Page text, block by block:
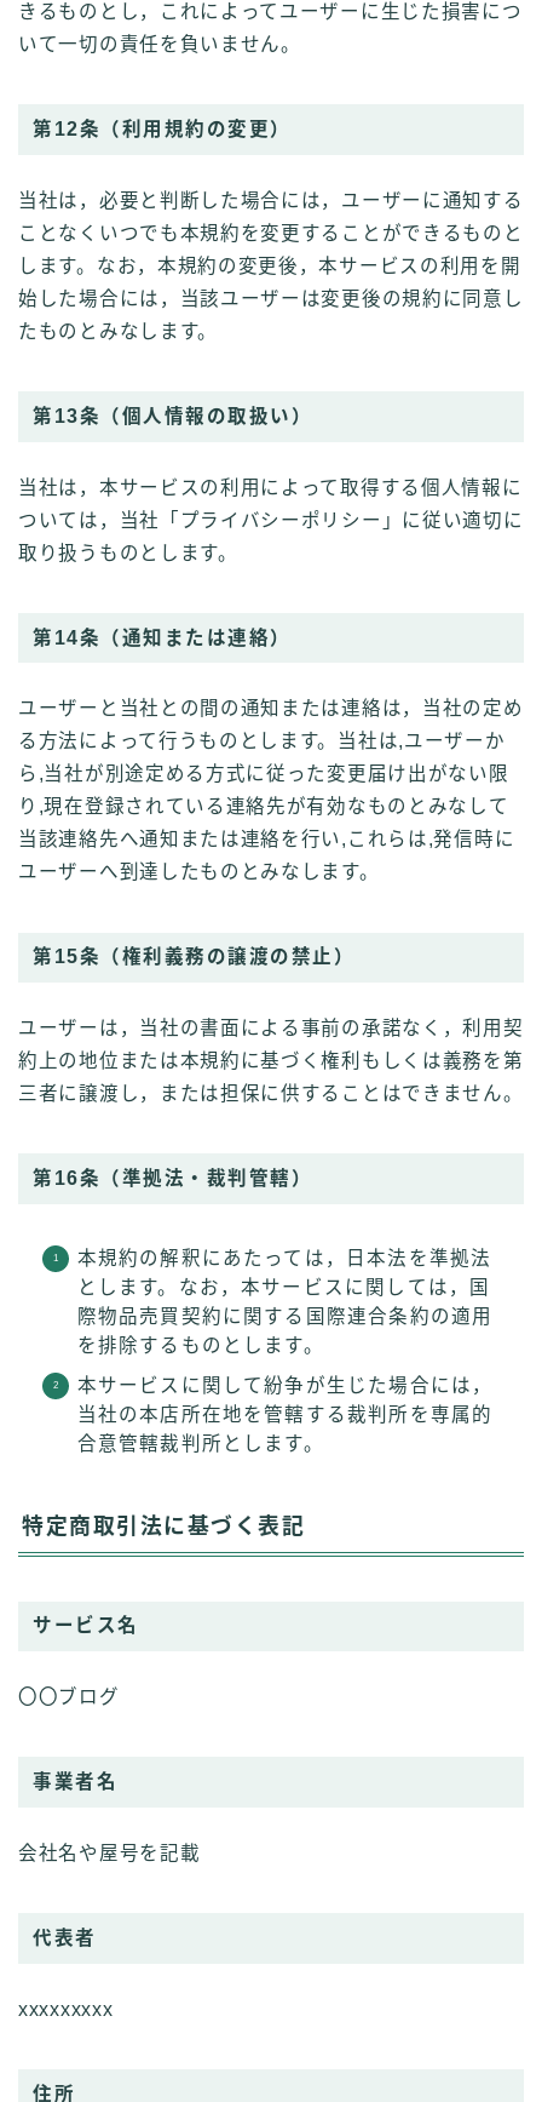
きるものとし，これによってユーザーに生じた損害につ
いて一切の責任を負いません。
第12条（利用規約の変更）
当社は，必要と判断した場合には，ユーザーに通知する
ことなくいつでも本規約を変更することができるものと
します。なお，本規約の変更後，本サービスの利用を開
始した場合には，当該ユーザーは変更後の規約に同意し
たものとみなします。
第13条（個人情報の取扱い）
当社は，本サービスの利用によって取得する個人情報に
ついては，当社「プライバシーポリシー」に従い適切に
取り扱うものとします。
第14条（通知または連絡）
ユーザーと当社との間の通知または連絡は，当社の定め
る方法によって行うものとします。当社は,ユーザーか
ら,当社が別途定める方式に従った変更届け出がない限
り,現在登録されている連絡先が有効なものとみなして
当該連絡先へ通知または連絡を行い,これらは,発信時に
ユーザーへ到達したものとみなします。
第15条（権利義務の譲渡の禁止）
ユーザーは，当社の書面による事前の承諾なく，利用契
約上の地位または本規約に基づく権利もしくは義務を第
三者に譲渡し，または担保に供することはできません。
第16条（準拠法・裁判管轄）
本規約の解釈にあたっては，日本法を準拠法
とします。なお，本サービスに関しては，国
際物品売買契約に関する国際連合条約の適用
を排除するものとします。
本サービスに関して紛争が生じた場合には，
当社の本店所在地を管轄する裁判所を専属的
合意管轄裁判所とします。
特定商取引法に基づく表記
サービス名
〇〇ブログ
事業者名
会社名や屋号を記載
代表者
xxxxxxxxx
住所